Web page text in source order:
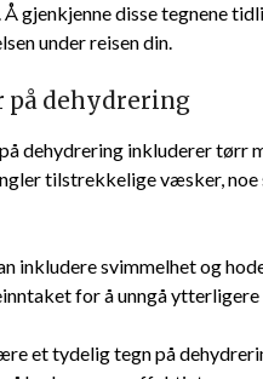
gjenkjenne disse tegnene
under reisen din.
på dehydrering
dehydrering inkluderer tørr
tilstrekkelige væsker, noe
inkludere svimmelhet og
for å unngå
et tydelig tegn på